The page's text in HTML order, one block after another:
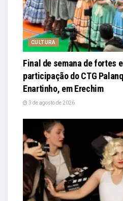
CULTURA
Final de semana de fortes
participação do CTG
Enartinho, em Erechim
3 de agosto de 2026